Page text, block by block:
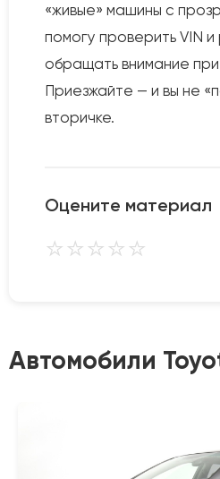
«живые» машины с
помогу проверить VIN
обращать внимание
Приезжайте — и вы не
вторичке.
Оцените материал
⭐⭐⭐⭐⭐
Автомобили